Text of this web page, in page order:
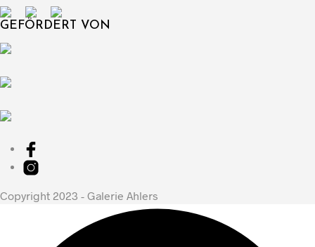
GEFÖRDERT VON
Copyright 2023 - Galerie Ahlers